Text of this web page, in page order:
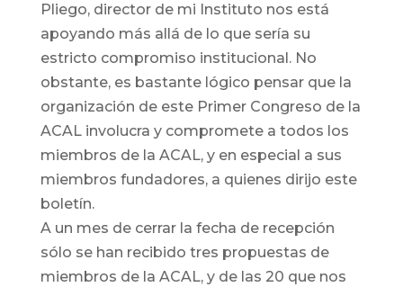
Pliego, director de mi Instituto nos está
apoyando más allá de lo que sería su
estricto compromiso institucional. No
obstante, es bastante lógico pensar que la
organización de este Primer Congreso de la
ACAL involucra y compromete a todos los
miembros de la ACAL, y en especial a sus
miembros fundadores, a quienes dirijo este
boletín.
A un mes de cerrar la fecha de recepción
sólo se han recibido tres propuestas de
miembros de la ACAL, y de las 20 que nos